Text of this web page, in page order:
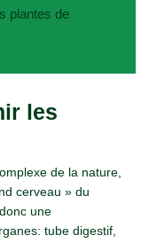
les
de la nature,
cerveau » du
une
tube digestif,
plantes de